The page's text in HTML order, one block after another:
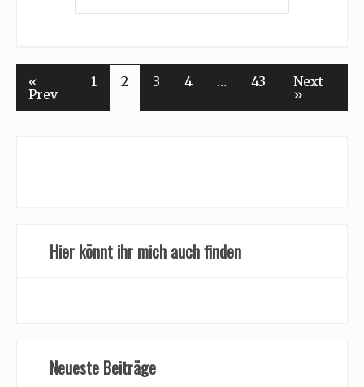
«
Prev
1 2 3 4 … 43
Next
»
Hier könnt ihr mich auch finden
Neueste Beiträge